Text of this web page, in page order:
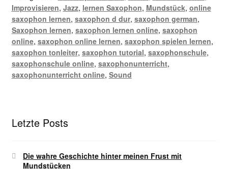
Improvisieren, Jazz, lernen Saxophon, Mundstück, online
saxophon lernen, saxophon d dur, saxophon german,
Saxophon lernen, saxophon lernen online, saxophon
online, saxophon online lernen, saxophon spielen lernen,
saxophon tonleiter, saxophon tutorial, saxophonschule,
saxophonschule online, saxophonunterricht,
saxophonunterricht online, Sound
Letzte Posts
Die wahre Geschichte hinter meinen Frust mit
Mundstücken